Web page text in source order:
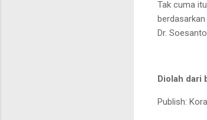
Tak cuma
Dr.
Diolah dari
Publish: